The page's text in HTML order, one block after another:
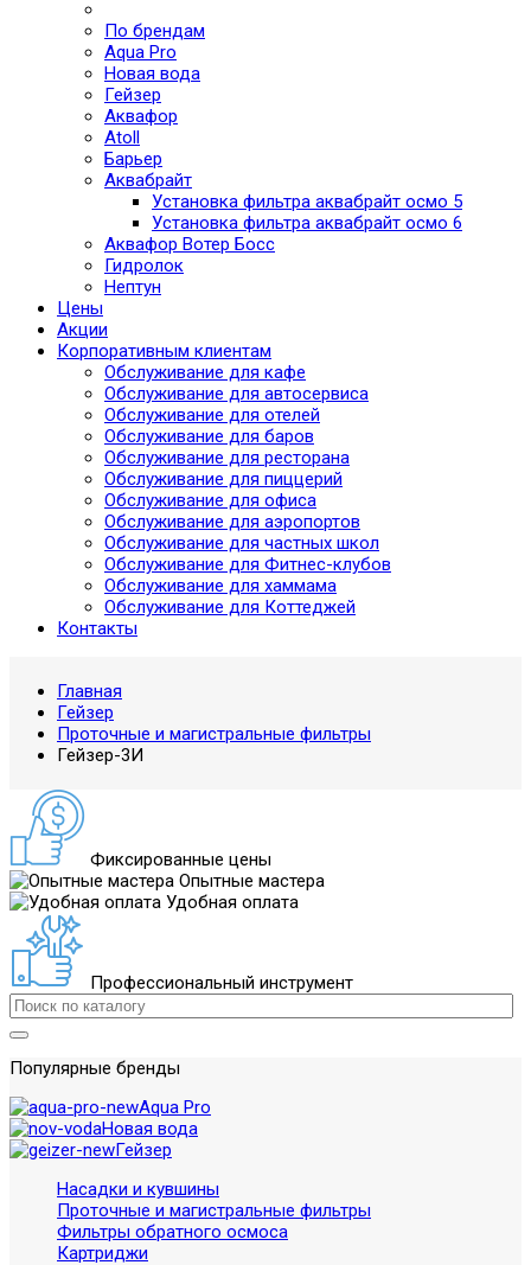
По брендам
Aqua Pro
Новая вода
Гейзер
Аквафор
Atoll
Барьер
Аквабрайт
Установка фильтра аквабрайт осмо 5
Установка фильтра аквабрайт осмо 6
Аквафор Вотер Босс
Гидролок
Нептун
Цены
Акции
Корпоративным клиентам
Обслуживание для кафе
Обслуживание для автосервиса
Обслуживание для отелей
Обслуживание для баров
Обслуживание для ресторана
Обслуживание для пиццерий
Обслуживание для офиса
Обслуживание для аэропортов
Обслуживание для частных школ
Обслуживание для Фитнес-клубов
Обслуживание для хаммама
Обслуживание для Коттеджей
Контакты
Главная
Гейзер
Проточные и магистральные фильтры
Гейзер-3И
Фиксированные цены
Опытные мастера
Удобная оплата
Профессиональный инструмент
Популярные бренды
Aqua Pro
Новая вода
Гейзер
Насадки и кувшины
Проточные и магистральные фильтры
Фильтры обратного осмоса
Картриджи